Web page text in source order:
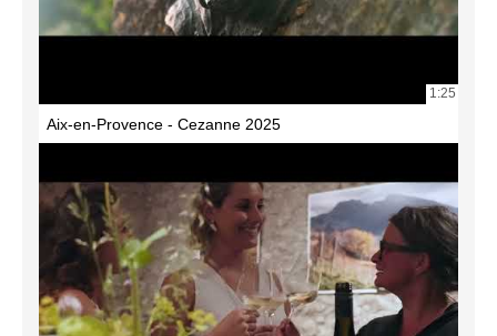
1:25
Aix-en-Provence - Cezanne 2025